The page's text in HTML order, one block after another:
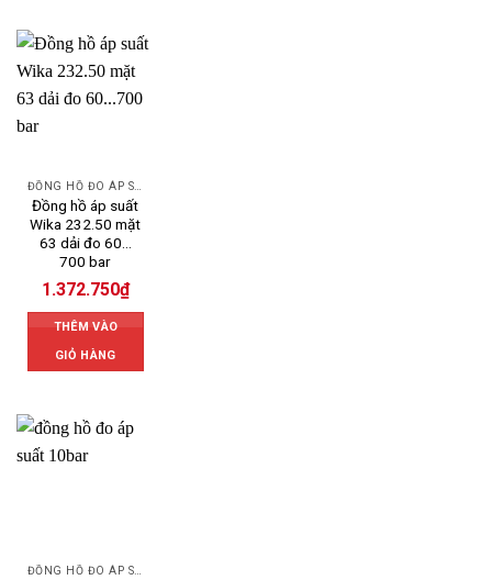
Đồng hồ áp suất
Wika 232.50 mặt
63 dải đo 60…
700 bar
1.372.750₫
THÊM VÀO
GIỎ HÀNG